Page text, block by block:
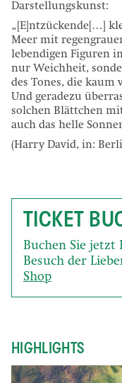
Darstellungskunst:
„[E]ntzückende[…]
Meer mit
lebendigen Figuren
nur Weichheit,
des Tones, die
Und geradezu
solchen Blättchen
auch das helle
(Harry David, in:
TICKET
Buchen Sie
Besuch der
Shop
HIGHLIGHTS